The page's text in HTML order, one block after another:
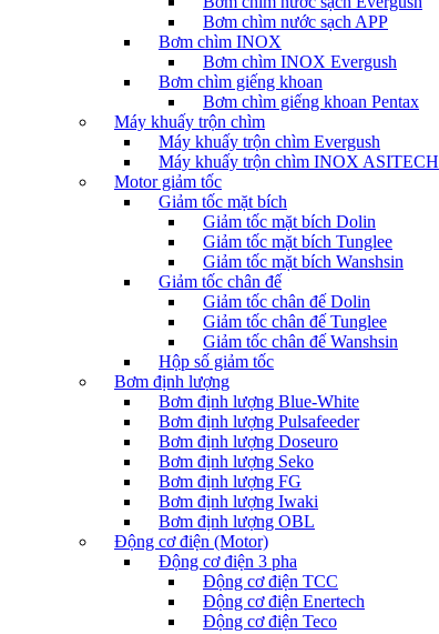
Bơm chìm nước sạch APP
Bơm chìm INOX
Bơm chìm INOX Evergush
Bơm chìm giếng khoan
Bơm chìm giếng khoan Pentax
Máy khuấy trộn chìm
Máy khuấy trộn chìm Evergush
Máy khuấy trộn chìm INOX ASITECH
Motor giảm tốc
Giảm tốc mặt bích
Giảm tốc mặt bích Dolin
Giảm tốc mặt bích Tunglee
Giảm tốc mặt bích Wanshsin
Giảm tốc chân đế
Giảm tốc chân đế Dolin
Giảm tốc chân đế Tunglee
Giảm tốc chân đế Wanshsin
Hộp số giảm tốc
Bơm định lượng
Bơm định lượng Blue-White
Bơm định lượng Pulsafeeder
Bơm định lượng Doseuro
Bơm định lượng Seko
Bơm định lượng FG
Bơm định lượng Iwaki
Bơm định lượng OBL
Động cơ điện (Motor)
Động cơ điện 3 pha
Động cơ điện TCC
Động cơ điện Enertech
Động cơ điện Teco